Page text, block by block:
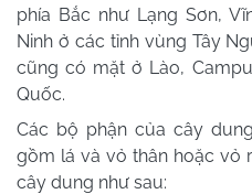
phía Bắc như Lạng Sơn,
Ninh ở các tỉnh vùng Tây
cũng có mặt ở Lào,
Quốc.
Các bộ phận của cây
gồm lá và vỏ thân hoặc vỏ
cây dung như sau: